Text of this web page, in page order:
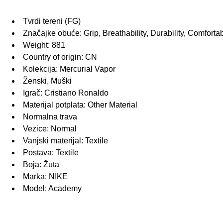
Tvrdi tereni (FG)
Značajke obuće: Grip, Breathability, Durability,
Weight: 881
Country of origin: CN
Kolekcija: Mercurial Vapor
Ženski, Muški
Igrač: Cristiano Ronaldo
Materijal potplata: Other Material
Normalna trava
Vezice: Normal
Vanjski materijal: Textile
Postava: Textile
Boja: Žuta
Marka: NIKE
Model: Academy